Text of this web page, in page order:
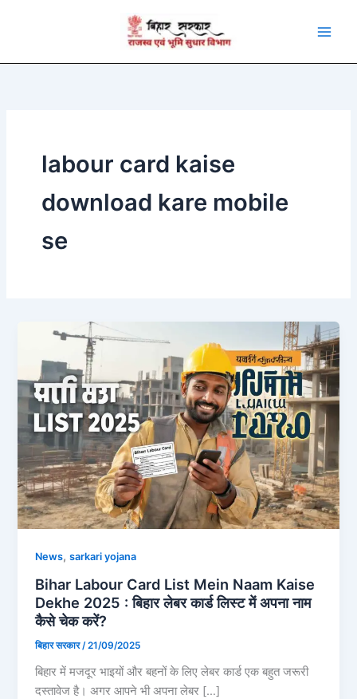
labour card kaise
download kare mobile
se
News,sarkari yojana
Bihar Labour Card List Mein Naam Kaise
Dekhe 2025 : बिहार लेबर कार्ड लिस्ट में अपना नाम
कैसे चेक करें?
बिहार सरकार/21/09/2025
बिहार में मजदूर भाइयों और बहनों के लिए लेबर कार्ड एक बहुत जरूरी
दस्तावेज है। अगर आपने भी अपना लेबर […]